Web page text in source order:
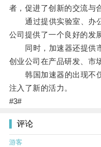
者，促进了创新的交流与
通过提供实验室、办公
公司提供了一个良好的发
同时，加速器还提供市
创业公司在产品研发、市
韩国加速器的出现不仅
注入了新的活力。
#3#
评论
游客